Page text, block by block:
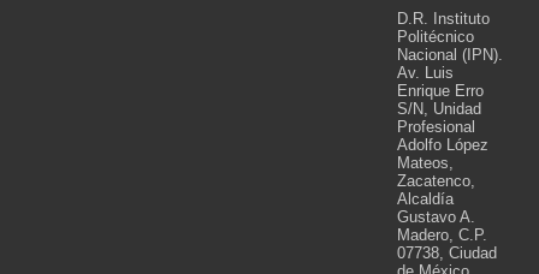
D.R. Instituto
Politécnico
Nacional (IPN).
Av. Luis
Enrique Erro
S/N, Unidad
Profesional
Adolfo López
Mateos,
Zacatenco,
Alcaldía
Gustavo A.
Madero, C.P.
07738, Ciudad